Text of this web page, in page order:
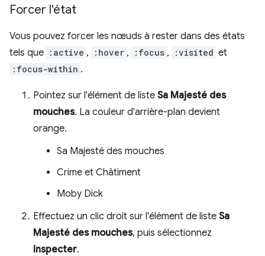
Forcer l'état
Vous pouvez forcer les nœuds à rester dans des états
tels que :active , :hover , :focus , :visited et
:focus-within .
Pointez sur l'élément de liste Sa Majesté des
mouches. La couleur d'arrière-plan devient
orange.
Sa Majesté des mouches
Crime et Châtiment
Moby Dick
Effectuez un clic droit sur l'élément de liste Sa
Majesté des mouches, puis sélectionnez
Inspecter.